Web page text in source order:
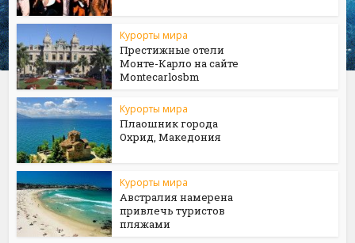
Курорты мира
Престижные отели
Монте-Карло на сайте
Мontecarlosbm
Курорты мира
Плаошник города
Охрид, Македония
Курорты мира
Австралия намерена
привлечь туристов
пляжами